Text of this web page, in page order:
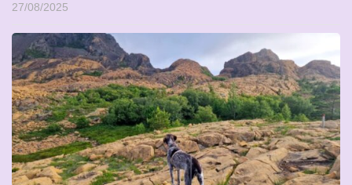
27/08/2025